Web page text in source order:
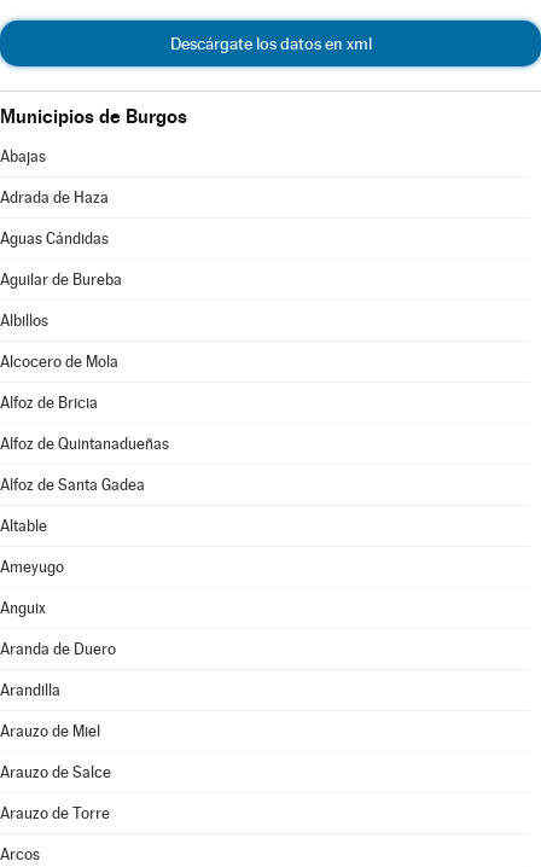
Descárgate los datos en xml
Municipios de Burgos
Abajas
Adrada de Haza
Aguas Cándidas
Aguilar de Bureba
Albillos
Alcocero de Mola
Alfoz de Bricia
Alfoz de Quintanadueñas
Alfoz de Santa Gadea
Altable
Ameyugo
Anguix
Aranda de Duero
Arandilla
Arauzo de Miel
Arauzo de Salce
Arauzo de Torre
Arcos